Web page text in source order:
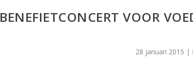
BENEFIETCONCERT VOOR
28 januari 2015 |